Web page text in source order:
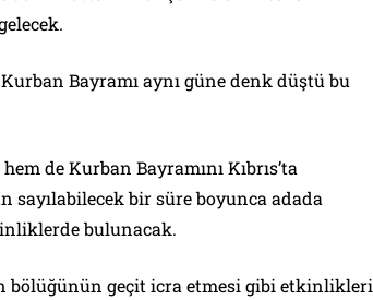
Bayramı aynı güne denk düştü bu
de Kurban Bayramını Kıbrıs’ta
sayılabilecek bir süre boyunca adada
bulunacak.
bölüğünün geçit icra etmesi gibi etkinlikleri